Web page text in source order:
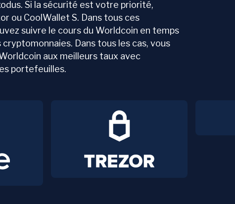
Si la sécurité est votre priorité,
ou CoolWallet S. Dans tous ces
suivre le cours du Worldcoin en temps
Dans tous les cas, vous
aux meilleurs taux avec
portefeuilles.